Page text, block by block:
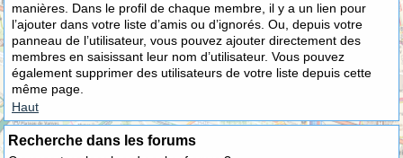
manières. Dans le profil de chaque membre, il y a un lien pour
l’ajouter dans votre liste d’amis ou d’ignorés. Ou, depuis votre
panneau de l’utilisateur, vous pouvez ajouter directement des
membres en saisissant leur nom d’utilisateur. Vous pouvez
également supprimer des utilisateurs de votre liste depuis cette
même page.
Haut
Recherche dans les forums